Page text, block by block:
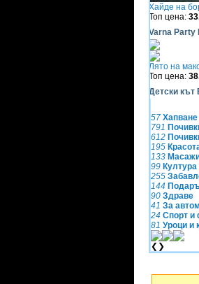
Хайде на
Топ цена:
Varna Party
Лято на
Топ цена:
Детски кът
57 Хапване
791
612
195
133
99
255
144
90 Здраве
41 За
24 Спорт и
81 Уроци и
❮ ❯